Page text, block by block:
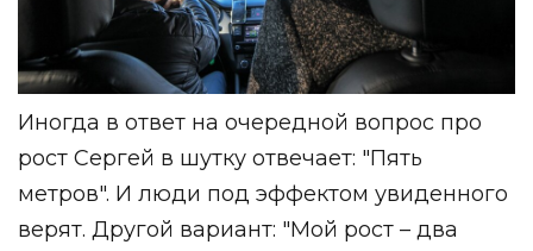
Иногда в ответ на очередной вопрос про
рост Сергей в шутку отвечает: "Пять
метров". И люди под эффектом увиденного
верят. Другой вариант: "Мой рост – два